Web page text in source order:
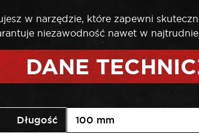
w narzędzie, które zapewni
niezawodność nawet w
DANE
Długość 100 mm